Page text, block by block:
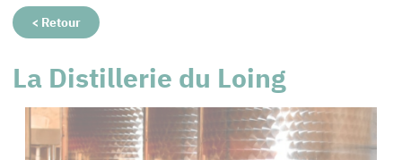
< Retour
La Distillerie du Loing